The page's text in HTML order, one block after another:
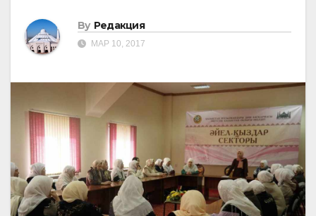
By Редакция
МАР 10, 2017